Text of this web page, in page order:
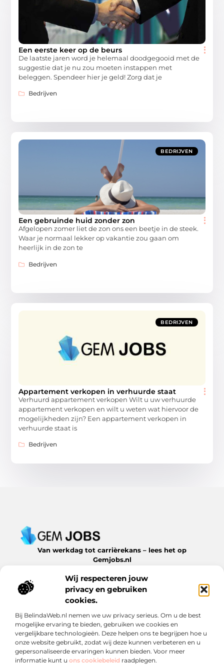
Wij respecteren jouw
privacy en gebruiken
cookies.
Bij BelindaWeb.nl nemen we uw privacy serieus. Om u de best
mogelijke ervaring te bieden, gebruiken we cookies en
vergelijkbare technologieën. Deze helpen ons te begrijpen hoe u
onze website gebruikt, zodat wij deze kunnen verbeteren en u
gepersonaliseerde ervaringen kunnen bieden. Voor meer
informatie kunt u ons cookiebeleid raadplegen.
Een eerste keer op de beurs
De laatste jaren word je helemaal doodgegooid met de
suggestie dat je nu zou moeten instappen met
beleggen. Spendeer hier je geld! Zorg dat je
Bedrijven
BEDRIJVEN
Een gebruinde huid zonder zon
Afgelopen zomer liet de zon ons een beetje in de steek.
Waar je normaal lekker op vakantie zou gaan om
heerlijk in de zon te
Bedrijven
BEDRIJVEN
Appartement verkopen in verhuurde staat
Verhuurd appartement verkopen Wilt u uw verhuurde
appartement verkopen en wilt u weten wat hiervoor de
mogelijkheden zijn? Een appartement verkopen in
verhuurde staat is
Bedrijven
Van werkdag tot carrièrekans – lees het op
Gemjobs.nl
arbeidsmarkt en jouw loopbaan te bieden hebben.
Bericht categorie
Onze informatie